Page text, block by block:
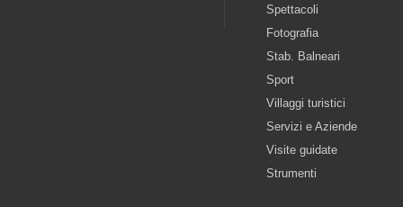
Spettacoli
Fotografia
Stab. Balneari
Sport
Villaggi turistici
Servizi e Aziende
Visite guidate
Strumenti